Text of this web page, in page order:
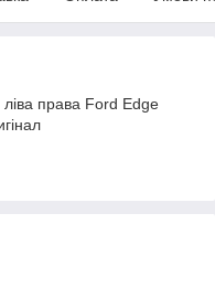
ліва права Ford Edge